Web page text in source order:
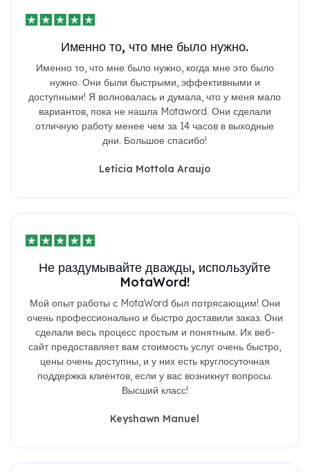
Именно то, что мне было нужно.
Именно то, что мне было нужно, когда мне это было
нужно. Они были быстрыми, эффективными и
доступными! Я волновалась и думала, что у меня мало
вариантов, пока не нашла Motaword. Они сделали
отличную работу менее чем за 14 часов в выходные
дни. Большое спасибо!
Letícia Mottola Araujo
Не раздумывайте дважды, используйте
MotaWord!
Мой опыт работы с MotaWord был потрясающим! Они
очень профессионально и быстро доставили заказ. Они
сделали весь процесс простым и понятным. Их веб-
сайт предоставляет вам стоимость услуг очень быстро,
цены очень доступны, и у них есть круглосуточная
поддержка клиентов, если у вас возникнут вопросы.
Высший класс!
Keyshawn Manuel